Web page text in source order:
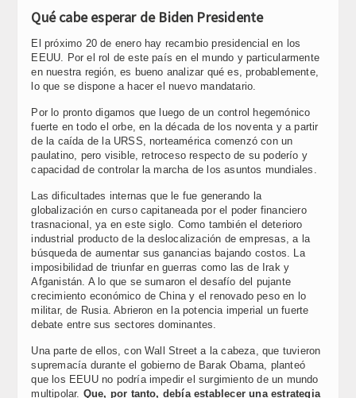
Qué cabe esperar de Biden Presidente
El próximo 20 de enero hay recambio presidencial en los
EEUU. Por el rol de este país en el mundo y particularmente
en nuestra región, es bueno analizar qué es, probablemente,
lo que se dispone a hacer el nuevo mandatario.
Por lo pronto digamos que luego de un control hegemónico
fuerte en todo el orbe, en la década de los noventa y a partir
de la caída de la URSS, norteamérica comenzó con un
paulatino, pero visible, retroceso respecto de su poderío y
capacidad de controlar la marcha de los asuntos mundiales.
Las dificultades internas que le fue generando la
globalización en curso capitaneada por el poder financiero
trasnacional, ya en este siglo. Como también el deterioro
industrial producto de la deslocalización de empresas, a la
búsqueda de aumentar sus ganancias bajando costos. La
imposibilidad de triunfar en guerras como las de Irak y
Afganistán. A lo que se sumaron el desafío del pujante
crecimiento económico de China y el renovado peso en lo
militar, de Rusia. Abrieron en la potencia imperial un fuerte
debate entre sus sectores dominantes.
Una parte de ellos, con Wall Street a la cabeza, que tuvieron
supremacía durante el gobierno de Barak Obama, planteó
que los EEUU no podría impedir el surgimiento de un mundo
multipolar. Que, por tanto, debía establecer una estrategia